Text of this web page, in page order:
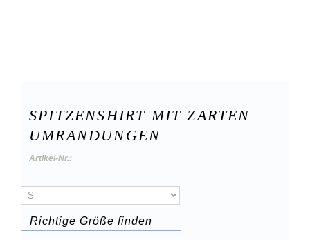
SPITZENSHIRT MIT ZARTEN
UMRANDUNGEN
Artikel-Nr.:
Richtige Größe finden